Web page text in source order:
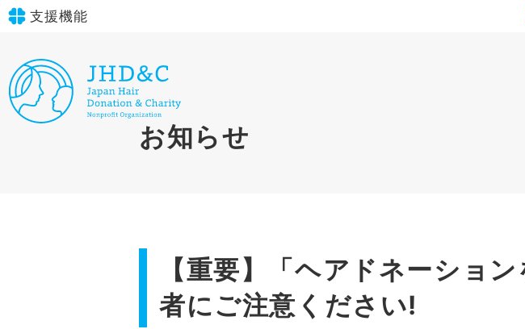
支援機能
文字サイズ 標準
青 黄
in simple English
English Guideお知らせ
【重要】「ヘアドネーショ
者にご注意ください!